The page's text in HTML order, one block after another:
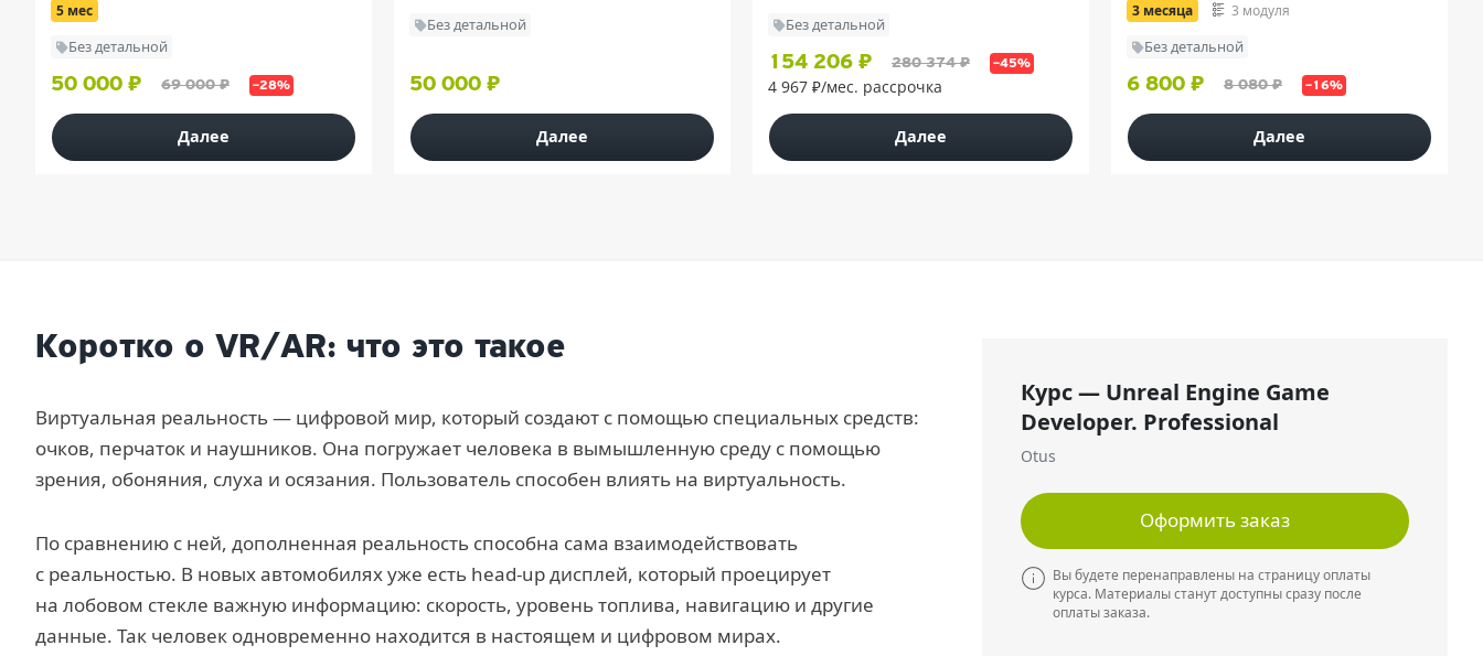
5 мес
Без детальной
50 000 ₽ 69 000 ₽ –28%
Далее
Без детальной
50 000 ₽
Далее
Без детальной
154 206 ₽ 280 374 ₽ –45%
4 967 ₽/мес. рассрочка
Далее
3 месяца 3 модуля
Без детальной
6 800 ₽ 8 080 ₽ –16%
Далее
Коротко о VR/AR: что это такое
Виртуальная реальность — цифровой мир, который создают с помощью специальных средств:
очков, перчаток и наушников. Она погружает человека в вымышленную среду с помощью
зрения, обоняния, слуха и осязания. Пользователь способен влиять на виртуальность.
По сравнению с ней, дополненная реальность способна сама взаимодействовать
с реальностью. В новых автомобилях уже есть head-up дисплей, который проецирует
на лобовом стекле важную информацию: скорость, уровень топлива, навигацию и другие
данные. Так человек одновременно находится в настоящем и цифровом мирах.
Курс — Unreal Engine Game
Developer. Professional
Otus
Оформить заказ
Вы будете перенаправлены на страницу оплаты
курса. Материалы станут доступны сразу после
оплаты заказа.